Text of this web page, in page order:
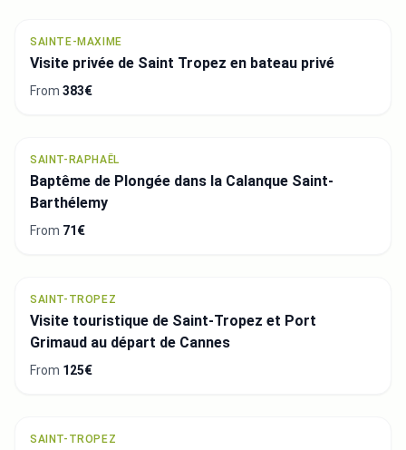
SAINTE-MAXIME
Visite privée de Saint Tropez en bateau privé
From 383€
SAINT-RAPHAËL
Baptême de Plongée dans la Calanque Saint-
Barthélemy
From 71€
SAINT-TROPEZ
Visite touristique de Saint-Tropez et Port
Grimaud au départ de Cannes
From 125€
SAINT-TROPEZ